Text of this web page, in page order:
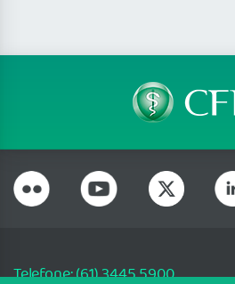
Telefone: (61) 3445 5900